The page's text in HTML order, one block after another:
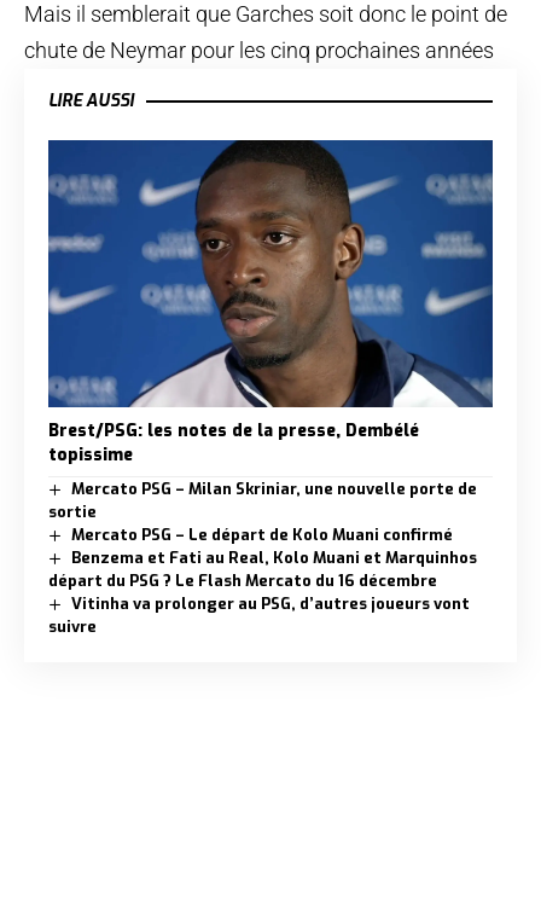
Mais il semblerait que Garches soit donc le point de
chute de Neymar pour les cinq prochaines années
LIRE AUSSI
Brest/PSG: les notes de la presse, Dembélé
topissime
Mercato PSG – Milan Skriniar, une nouvelle porte de
sortie
Mercato PSG – Le départ de Kolo Muani confirmé
Benzema et Fati au Real, Kolo Muani et Marquinhos
départ du PSG ? Le Flash Mercato du 16 décembre
Vitinha va prolonger au PSG, d’autres joueurs vont
suivre